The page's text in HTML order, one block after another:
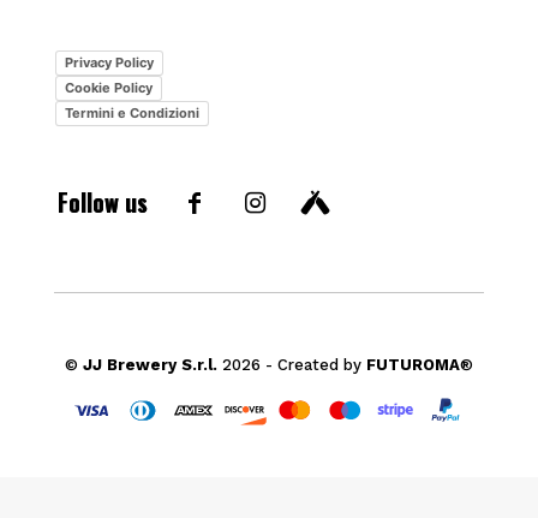
Privacy Policy
Cookie Policy
Termini e Condizioni
Follow us
© JJ Brewery S.r.l. 2026 - Created by FUTUROMA®